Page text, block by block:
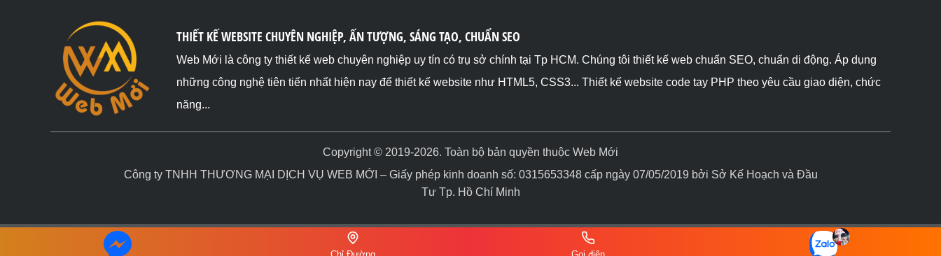
THIẾT KẾ WEBSITE CHUYÊN NGHIỆP, ẤN TƯỢNG, SÁNG TẠO, CHUẨN SEO
Web Mới là công ty thiết kế web chuyên nghiệp uy tín có trụ sở chính tại Tp HCM. Chúng tôi thiết kế web chuẩn SEO, chuẩn di động. Áp dụng
những công nghệ tiên tiến nhất hiện nay để thiết kế website như HTML5, CSS3... Thiết kế website code tay PHP theo yêu cầu giao diện, chức
năng...
Copyright © 2019-2026. Toàn bộ bản quyền thuộc Web Mới
Công ty TNHH THƯƠNG MẠI DỊCH VỤ WEB MỚI – Giấy phép kinh doanh số: 0315653348 cấp ngày 07/05/2019 bởi Sở Kế Hoạch và Đầu
Tư Tp. Hồ Chí Minh